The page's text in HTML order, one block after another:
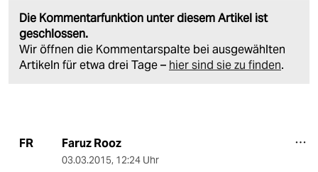
Die Kommentarfunktion unter diesem Artikel ist
geschlossen.
Wir öffnen die Kommentarspalte bei ausgewählten
Artikeln für etwa drei Tage – hier sind sie zu finden.
FR Faruz Rooz
03.03.2015, 12:24 Uhr